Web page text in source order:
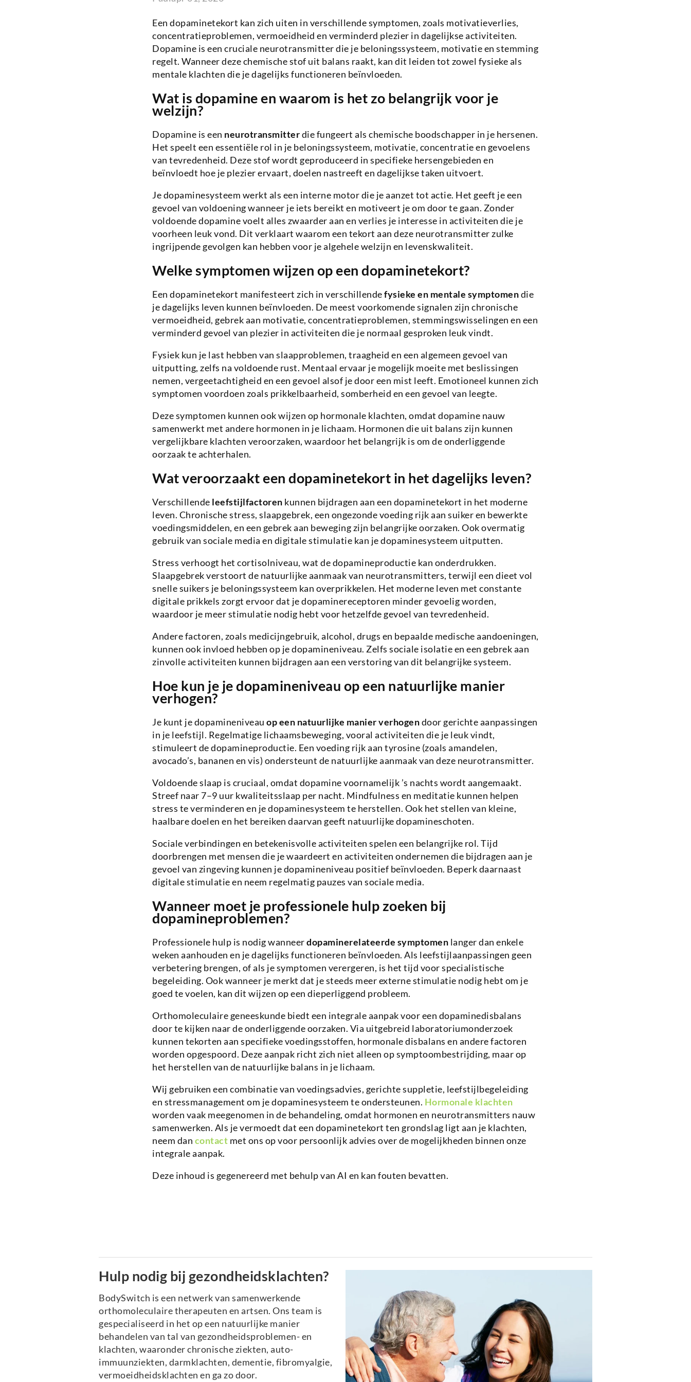
Een dopaminetekort kan zich uiten in verschillende symptomen, zoals motivatieverlies,
concentratieproblemen, vermoeidheid en verminderd plezier in dagelijkse activiteiten.
Dopamine is een cruciale neurotransmitter die je beloningssysteem, motivatie en stemming
regelt. Wanneer deze chemische stof uit balans raakt, kan dit leiden tot zowel fysieke als
mentale klachten die je dagelijks functioneren beïnvloeden.
Wat is dopamine en waarom is het zo belangrijk voor je
welzijn?
Dopamine is een neurotransmitterdie fungeert als chemische boodschapper in je hersenen.
Het speelt een essentiële rol in je beloningssysteem, motivatie, concentratie en gevoelens
van tevredenheid. Deze stof wordt geproduceerd in specifieke hersengebieden en
beïnvloedt hoe je plezier ervaart, doelen nastreeft en dagelijkse taken uitvoert.
Je dopaminesysteem werkt als een interne motor die je aanzet tot actie. Het geeft je een
gevoel van voldoening wanneer je iets bereikt en motiveert je om door te gaan. Zonder
voldoende dopamine voelt alles zwaarder aan en verlies je interesse in activiteiten die je
voorheen leuk vond. Dit verklaart waarom een tekort aan deze neurotransmitter zulke
ingrijpende gevolgen kan hebben voor je algehele welzijn en levenskwaliteit.
Welke symptomen wijzen op een dopaminetekort?
Een dopaminetekort manifesteert zich in verschillendefysieke en mentale symptomendie
je dagelijks leven kunnen beïnvloeden. De meest voorkomende signalen zijn chronische
vermoeidheid, gebrek aan motivatie, concentratieproblemen, stemmingswisselingen en een
verminderd gevoel van plezier in activiteiten die je normaal gesproken leuk vindt.
Fysiek kun je last hebben van slaapproblemen, traagheid en een algemeen gevoel van
uitputting, zelfs na voldoende rust. Mentaal ervaar je mogelijk moeite met beslissingen
nemen, vergeetachtigheid en een gevoel alsof je door een mist leeft. Emotioneel kunnen zich
symptomen voordoen zoals prikkelbaarheid, somberheid en een gevoel van leegte.
Deze symptomen kunnen ook wijzen op hormonale klachten, omdat dopamine nauw
samenwerkt met andere hormonen in je lichaam. Hormonen die uit balans zijn kunnen
vergelijkbare klachten veroorzaken, waardoor het belangrijk is om de onderliggende
oorzaak te achterhalen.
Wat veroorzaakt een dopaminetekort in het dagelijks leven?
Verschillende leefstijlfactoren kunnen bijdragen aan een dopaminetekort in het moderne
leven. Chronische stress, slaapgebrek, een ongezonde voeding rijk aan suiker en bewerkte
voedingsmiddelen, en een gebrek aan beweging zijn belangrijke oorzaken. Ook overmatig
gebruik van sociale media en digitale stimulatie kan je dopaminesysteem uitputten.
Stress verhoogt het cortisolniveau, wat de dopamineproductie kan onderdrukken.
Slaapgebrek verstoort de natuurlijke aanmaak van neurotransmitters, terwijl een dieet vol
snelle suikers je beloningssysteem kan overprikkelen. Het moderne leven met constante
digitale prikkels zorgt ervoor dat je dopaminereceptoren minder gevoelig worden,
waardoor je meer stimulatie nodig hebt voor hetzelfde gevoel van tevredenheid.
Andere factoren, zoals medicijngebruik, alcohol, drugs en bepaalde medische aandoeningen,
kunnen ook invloed hebben op je dopamineniveau. Zelfs sociale isolatie en een gebrek aan
zinvolle activiteiten kunnen bijdragen aan een verstoring van dit belangrijke systeem.
Hoe kun je je dopamineniveau op een natuurlijke manier
verhogen?
Je kunt je dopamineniveau op een natuurlijke manier verhogendoor gerichte aanpassingen
in je leefstijl. Regelmatige lichaamsbeweging, vooral activiteiten die je leuk vindt,
stimuleert de dopamineproductie. Een voeding rijk aan tyrosine (zoals amandelen,
avocado’s, bananen en vis) ondersteunt de natuurlijke aanmaak van deze neurotransmitter.
Voldoende slaap is cruciaal, omdat dopamine voornamelijk ’s nachts wordt aangemaakt.
Streef naar 7–9 uur kwaliteitsslaap per nacht. Mindfulness en meditatie kunnen helpen
stress te verminderen en je dopaminesysteem te herstellen. Ook het stellen van kleine,
haalbare doelen en het bereiken daarvan geeft natuurlijke dopamineschoten.
Sociale verbindingen en betekenisvolle activiteiten spelen een belangrijke rol. Tijd
doorbrengen met mensen die je waardeert en activiteiten ondernemen die bijdragen aan je
gevoel van zingeving kunnen je dopamineniveau positief beïnvloeden. Beperk daarnaast
digitale stimulatie en neem regelmatig pauzes van sociale media.
Wanneer moet je professionele hulp zoeken bij
dopamineproblemen?
Professionele hulp is nodig wanneerdopaminerelateerde symptomen langer dan enkele
weken aanhouden en je dagelijks functioneren beïnvloeden. Als leefstijlaanpassingen geen
verbetering brengen, of als je symptomen verergeren, is het tijd voor specialistische
begeleiding. Ook wanneer je merkt dat je steeds meer externe stimulatie nodig hebt om je
goed te voelen, kan dit wijzen op een dieperliggend probleem.
Orthomoleculaire geneeskunde biedt een integrale aanpak voor een dopamine­disbalans
door te kijken naar de onderliggende oorzaken. Via uitgebreid laboratoriumonderzoek
kunnen tekorten aan specifieke voedingsstoffen, hormonale disbalans en andere factoren
worden opgespoord. Deze aanpak richt zich niet alleen op symptoombestrijding, maar op
het herstellen van de natuurlijke balans in je lichaam.
Wij gebruiken een combinatie van voedingsadvies, gerichte suppletie, leefstijlbegeleiding
en stressmanagement om je dopaminesysteem te ondersteunen. Hormonale klachten
worden vaak meegenomen in de behandeling, omdat hormonen en neurotransmitters nauw
samenwerken. Als je vermoedt dat een dopaminetekort ten grondslag ligt aan je klachten,
neem dan contact met ons op voor persoonlijk advies over de mogelijkheden binnen onze
integrale aanpak.
Deze inhoud is gegenereerd met behulp van AI en kan fouten bevatten.
Hulp nodig bij gezondheidsklachten?
BodySwitch is een netwerk van samenwerkende
orthomoleculaire therapeuten en artsen. Ons team is
gespecialiseerd in het op een natuurlijke manier
behandelen van tal van gezondheidsproblemen- en
klachten, waaronder chronische ziekten, auto-
immuunziekten, darmklachten, dementie, fibromyalgie,
vermoeidheidsklachten en ga zo door.